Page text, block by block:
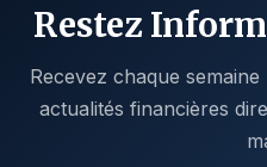
Restez
Recevez chaque
actualités financières